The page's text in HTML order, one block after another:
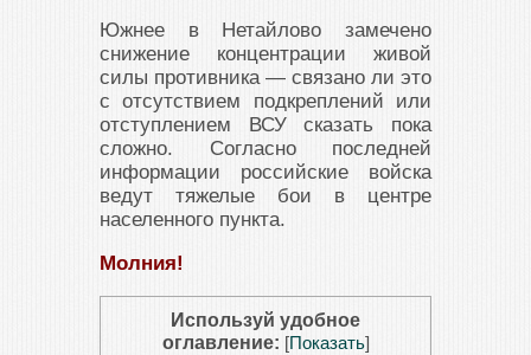
Южнее в Нетайлово замечено
снижение концентрации живой
силы противника — связано ли это
с отсутствием подкреплений или
отступлением ВСУ сказать пока
сложно. Согласно последней
информации российские войска
ведут тяжелые бои в центре
населенного пункта.
Молния!
Используй удобное
оглавление: [Показать]